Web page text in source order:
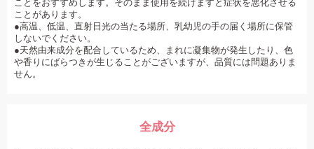
ことがあります。
●高温、低温、直射日光の当たる場所、乳幼児の手の届く場所に保管
しないでください。
●天然由来成分を配合しているため、まれに凝集物が発生したり、色
や香りにばらつきが生じることがございますが、品質には問題ありま
せん。
全成分